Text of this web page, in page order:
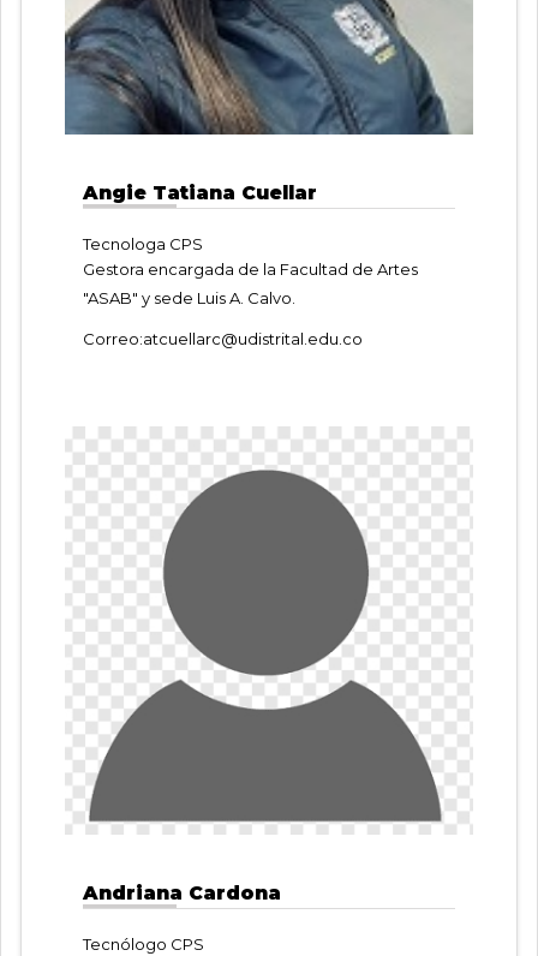
Angie Tatiana Cuellar
Tecnologa CPS
Gestora encargada de la Facultad de Artes
"ASAB" y sede Luis A. Calvo.
Correo:atcuellarc@udistrital.edu.co
Andriana Cardona
Tecnólogo CPS